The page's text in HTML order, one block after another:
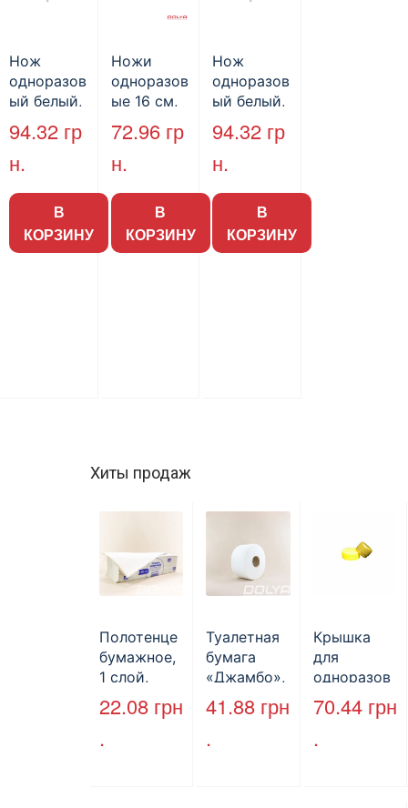
Нож
одноразов
ый белый,
16 см, 100
шт./уп.
94.32 гр
н.
В
КОРЗИНУ
Ножи
одноразов
ые 16 см,
прозрачны
е, «Super»
100 шт./уп.
72.96 гр
н.
В
КОРЗИНУ
Нож
одноразов
ый белый,
16 см, 100
шт./уп.
94.32 гр
н.
В
КОРЗИНУ
Хиты продаж
Полотенце
бумажное,
1 слой,
макулатура
, VV тип
22.08 грн
.
Туалетная
бумага
«Джамбо»,
B2B
Service,
41.88 грн
.
Крышка
для
одноразов
ой
бутылки,
70.44 грн
.